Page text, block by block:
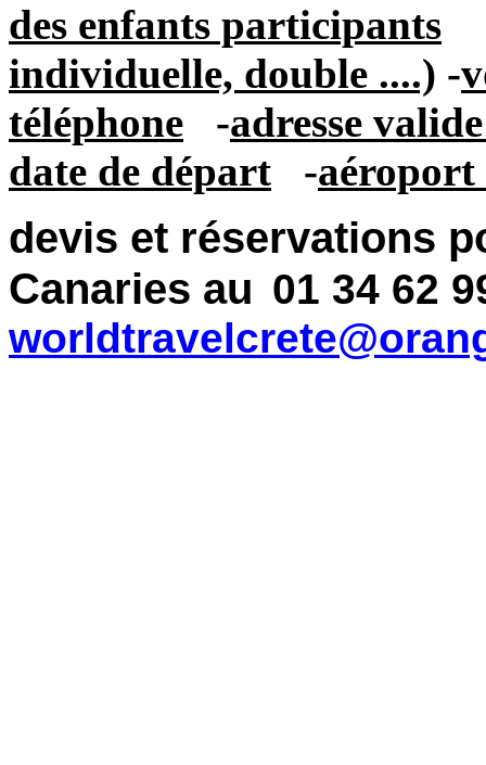
des enfants participants
individuelle, double ....) -
téléphone -adresse
date de départ -aéroport
devis et réservations
Canaries au 01 34 62